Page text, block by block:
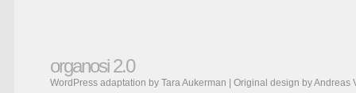
organosi 2.0
WordPress adaptation by Tara Aukerman | Original design byAndreas